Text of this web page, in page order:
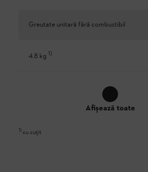
Greutate unitară fără combustibil
4.8 kg 1)
Afișează toate
1) cu cuțit